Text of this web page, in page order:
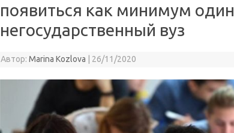
появиться как минимум один
негосударственный вуз
Автор: Marina Kozlova 26/11/2020